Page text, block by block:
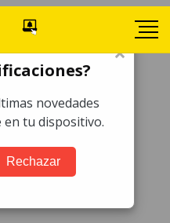
Live
y
×
novedades
tu dispositivo.
Rechazar